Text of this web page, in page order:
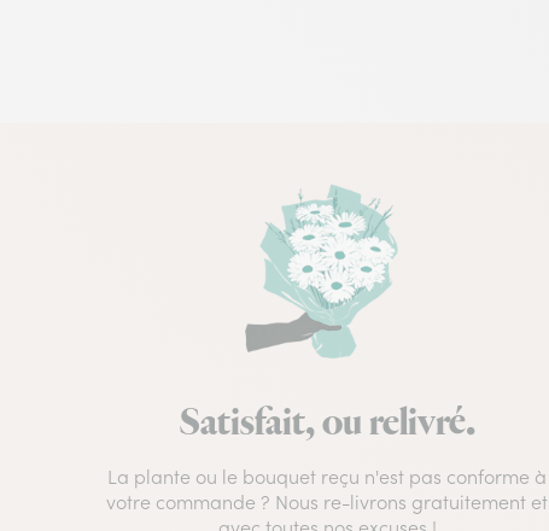
Satisfait, ou relivré.
La plante ou le bouquet reçu n'est pas conforme à
votre commande ? Nous re-livrons gratuitement et